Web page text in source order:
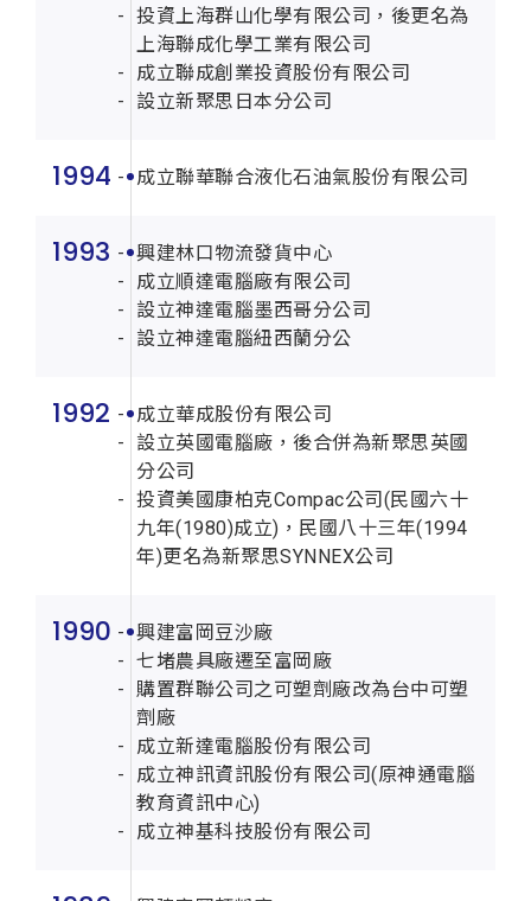
投資上海群山化學有限公司，後更名為
上海聯成化學工業有限公司
成立聯成創業投資股份有限公司
設立新聚思日本分公司
1994 成立聯華聯合液化石油氣股份有限公司
1993
興建林口物流發貨中心
成立順達電腦廠有限公司
設立神達電腦墨西哥分公司
設立神達電腦紐西蘭分公
1992
成立華成股份有限公司
設立英國電腦廠，後合併為新聚思英國
分公司
投資美國康柏克Compac公司(民國六十
九年(1980)成立)，民國八十三年(1994
年)更名為新聚思SYNNEX公司
1990
興建富岡豆沙廠
七堵農具廠遷至富岡廠
購置群聯公司之可塑劑廠改為台中可塑
劑廠
成立新達電腦股份有限公司
成立神訊資訊股份有限公司(原神通電腦
教育資訊中心)
成立神基科技股份有限公司